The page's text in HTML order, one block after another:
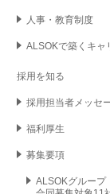
人事・教育制度
ALSOKで築く キャ
採用を知る
採用担当者メッセ
福利厚生
募集要項
ALSOKグループ